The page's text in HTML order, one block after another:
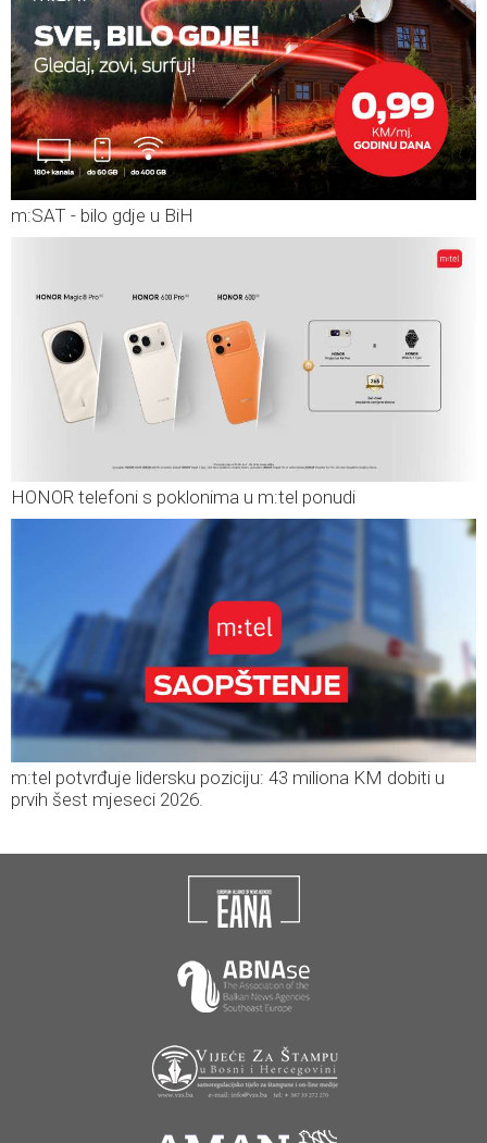
m:SAT - bilo gdje u BiH
HONOR telefoni s poklonima u m:tel ponudi
m:tel potvrđuje lidersku poziciju: 43 miliona KM dobiti u
prvih šest mjeseci 2026.